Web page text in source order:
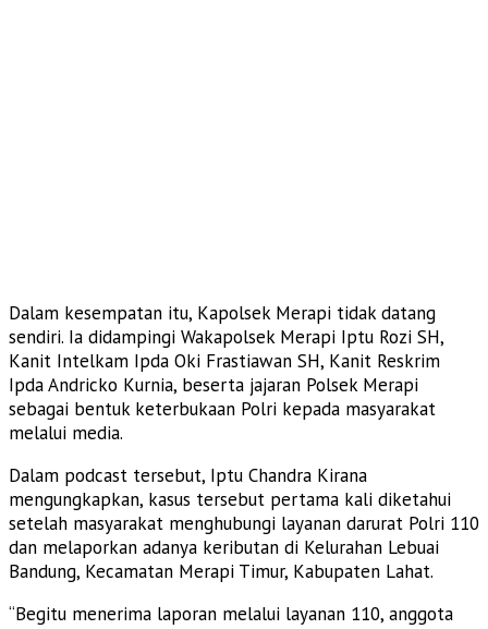
Dalam kesempatan itu, Kapolsek Merapi tidak datang
sendiri. Ia didampingi Wakapolsek Merapi Iptu Rozi SH,
Kanit Intelkam Ipda Oki Frastiawan SH, Kanit Reskrim
Ipda Andricko Kurnia, beserta jajaran Polsek Merapi
sebagai bentuk keterbukaan Polri kepada masyarakat
melalui media.
Dalam podcast tersebut, Iptu Chandra Kirana
mengungkapkan, kasus tersebut pertama kali diketahui
setelah masyarakat menghubungi layanan darurat Polri 110
dan melaporkan adanya keributan di Kelurahan Lebuai
Bandung, Kecamatan Merapi Timur, Kabupaten Lahat.
“Begitu menerima laporan melalui layanan 110, anggota